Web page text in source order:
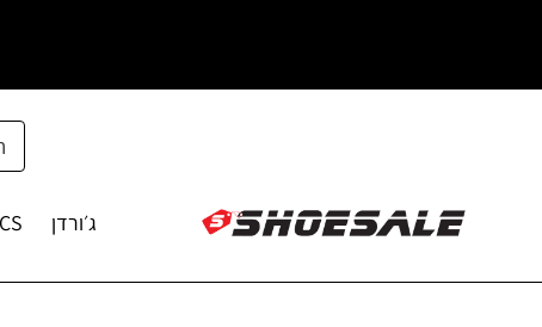
ג׳ורדן